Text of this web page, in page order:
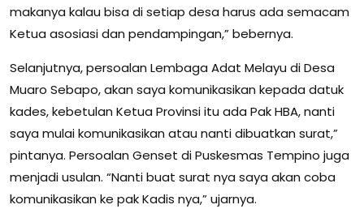
makanya kalau bisa di setiap desa harus ada semacam
Ketua asosiasi dan pendampingan,” bebernya.
Selanjutnya, persoalan Lembaga Adat Melayu di Desa
Muaro Sebapo, akan saya komunikasikan kepada datuk
kades, kebetulan Ketua Provinsi itu ada Pak HBA, nanti
saya mulai komunikasikan atau nanti dibuatkan surat,”
pintanya. Persoalan Genset di Puskesmas Tempino juga
menjadi usulan. “Nanti buat surat nya saya akan coba
komunikasikan ke pak Kadis nya,” ujarnya.